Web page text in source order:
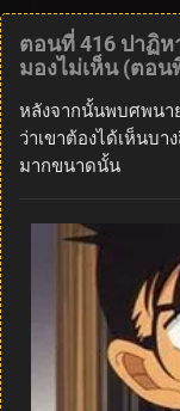
ตอนที่ 416 ปาฏิ
มองไม่เห็น (ตอน
หลังจากนั้นพบศพนา
ว่าเขาต้องได้เห็นบา
มากขนาดนั้น